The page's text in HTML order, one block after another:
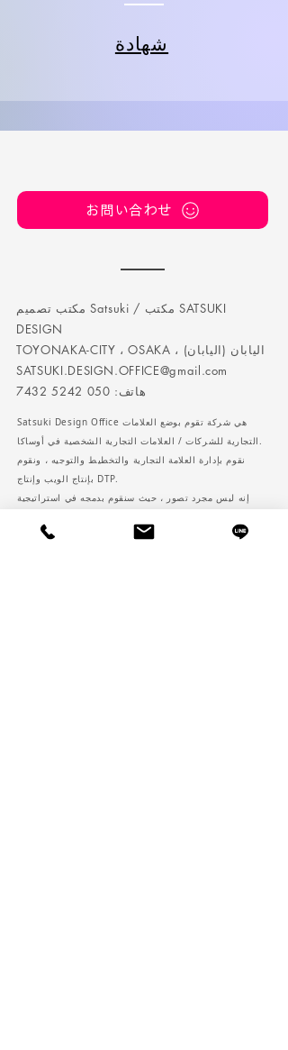
شهادة
お問い合わせ
مكتب تصميم Satsuki / مكتب SATSUKI
DESIGN
TOYONAKA-CITY ، OSAKA ، اليابان (اليابان)
SATSUKI.DESIGN.OFFICE@gmail.com
هاتف: 050 5242 7432
Satsuki Design Office هي شركة تقوم بوضع العلامات
التجارية للشركات / العلامات التجارية الشخصية في أوساكا.
نقوم بإدارة العلامة التجارية والتخطيط والتوجيه ، ونقوم
بإنتاج الويب وإنتاج DTP.
إنه ليس مجرد تصور ، حيث سنقوم بدمجه في استراتيجية
لا تتردد في الاتصال بنا لأننا نساعد في زيادة قيمة